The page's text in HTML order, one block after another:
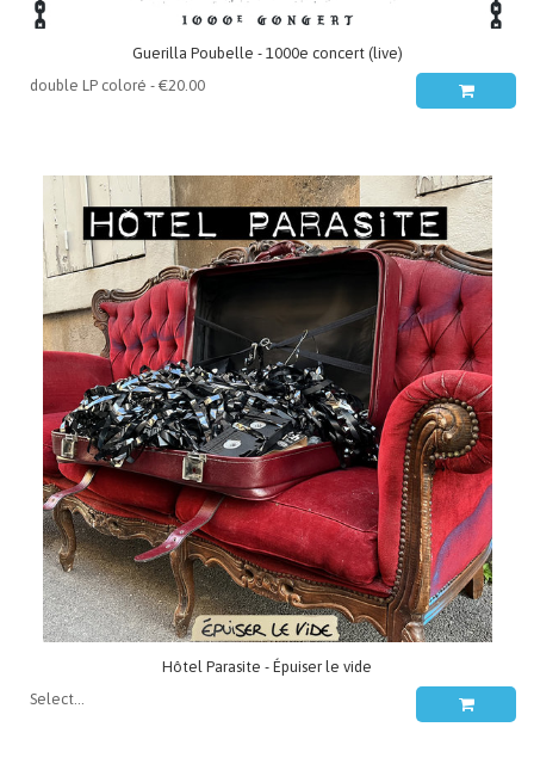
Guerilla Poubelle - 1000e concert (live)
Hôtel Parasite - Épuiser le vide